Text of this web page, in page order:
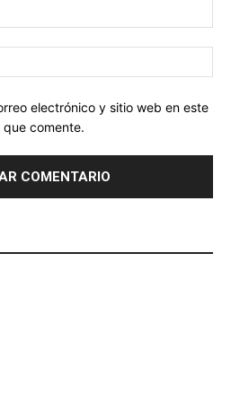
electrónico y sitio web en este
comente.